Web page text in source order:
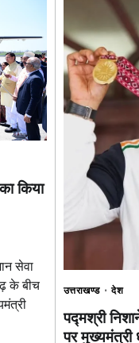
किया
सेवा
के बीच
उत्तराखण्ड देश
पद्मश्री
पर मुख्यमंत्री